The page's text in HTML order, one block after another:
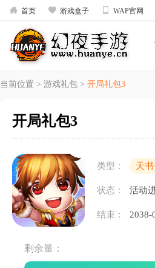
 首页  游戏盒子  WAP官网
当前位置 > 游戏礼包 > 开局礼包3
开局礼包3
类型： 天书
状态： 活动
结束： 2038-
剩余量：